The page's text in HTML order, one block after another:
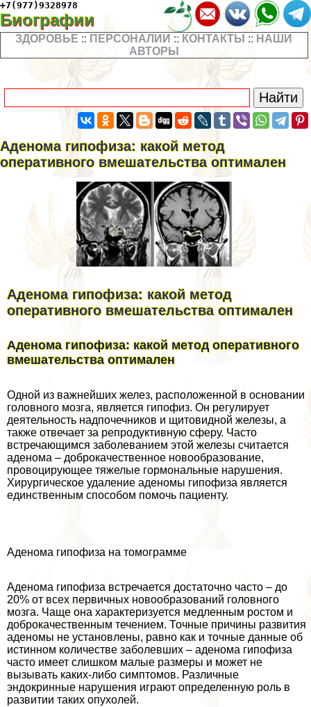
+7(977)9328978
Биографии
ЗДОРОВЬЕ :: ПЕРСОНАЛИИ :: КОНТАКТЫ :: НАШИ
АВТОРЫ
Аденома гипофиза: какой метод
оперативного вмешательства оптимален
Аденома гипофиза: какой метод
оперативного вмешательства оптимален
Аденома гипофиза: какой метод оперативного
вмешательства оптимален
Одной из важнейших желез, расположенной в основании
головного мозга, является гипофиз. Он регулирует
деятельность надпочечников и щитовидной железы, а
также отвечает за репродуктивную сферу. Часто
встречающимся заболеванием этой железы считается
аденома – доброкачественное новообразование,
провоцирующее тяжелые гормональные нарушения.
Хирургическое удаление аденомы гипофиза является
единственным способом помочь пациенту.
Аденома гипофиза на томограмме
Аденома гипофиза встречается достаточно часто – до
20% от всех первичных новообразований головного
мозга. Чаще она хаpaктеризуется медленным ростом и
доброкачественным течением. Точные причины развития
аденомы не установлены, равно как и точные данные об
истинном количестве заболевших – аденома гипофиза
часто имеет слишком малые размеры и может не
вызывать каких-либо симптомов. Различные
эндокринные нарушения играют определенную роль в
развитии таких опухолей.